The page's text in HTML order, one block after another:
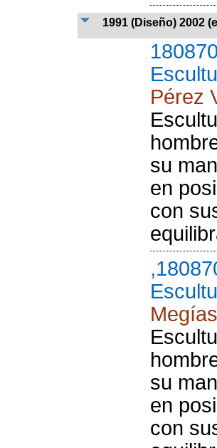
1991 (Diseño) 2002
Pérez
su
en
con
su
en
con